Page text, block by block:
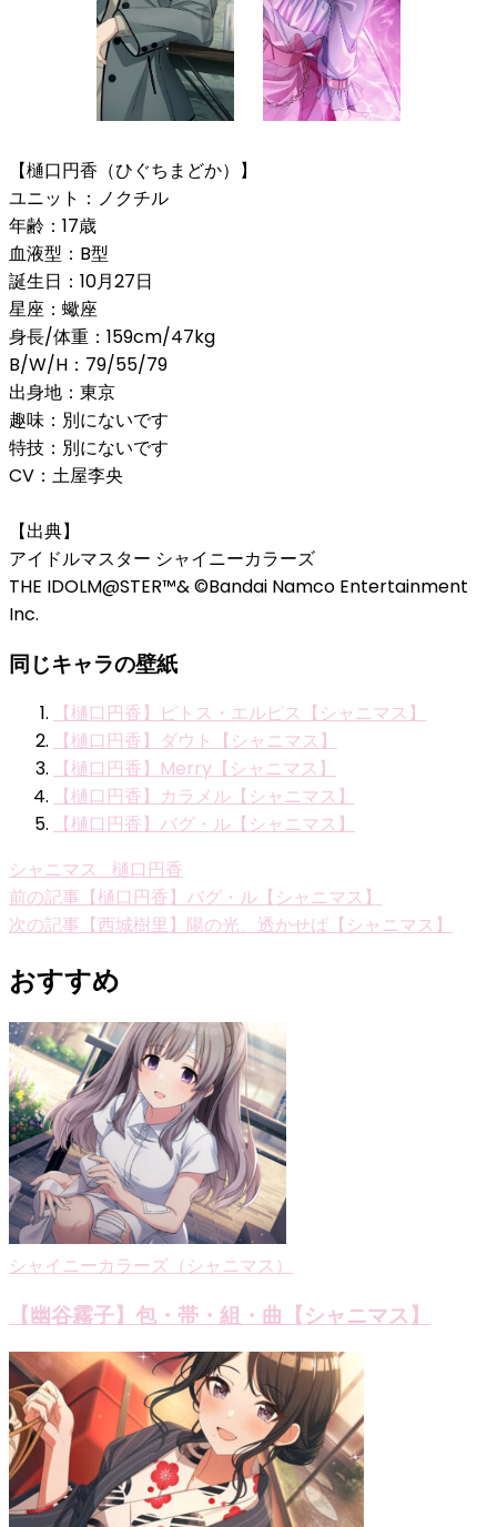
【樋口円香（ひぐちまどか）】
ユニット：ノクチル
年齢：17歳
血液型：B型
誕生日：10月27日
星座：蠍座
身長/体重：159cm/47kg
B/W/H：79/55/79
出身地：東京
趣味：別にないです
特技：別にないです
CV：土屋李央
【出典】
アイドルマスター シャイニーカラーズ
THE IDOLM@STER™& ©Bandai Namco Entertainment
Inc.
同じキャラの壁紙
【樋口円香】ピトス・エルピス【シャニマス】
【樋口円香】ダウト【シャニマス】
【樋口円香】Merry【シャニマス】
【樋口円香】カラメル【シャニマス】
【樋口円香】バグ・ル【シャニマス】
シャニマス_樋口円香
投
稿
ナ
ビ
ゲ
ー
シ
ョ
ン
前の記事 【樋口円香】バグ・ル【シャニマス】
次の記事 【西城樹里】陽の光、透かせば【シャニマス】
おすすめ
シャイニーカラーズ（シャニマス）
【幽谷霧子】包・帯・組・曲【シャニマス】